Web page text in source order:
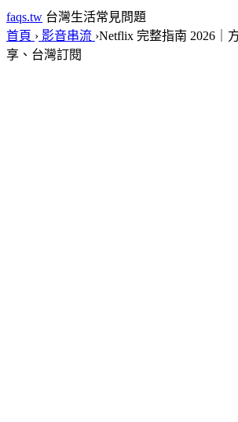
faqs.tw 台灣生活常見問題
首頁 › 影音串流 ›Netflix 完整指南 2026｜
享、台灣訂閱